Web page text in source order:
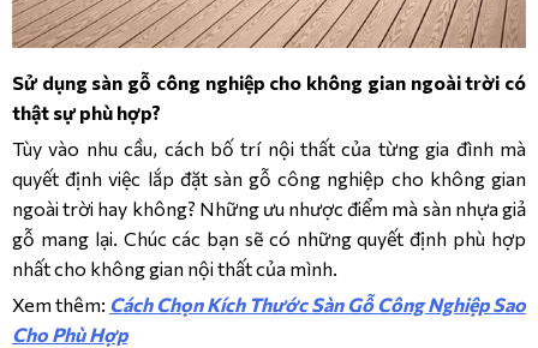
Sử dụng sàn gỗ công nghiệp cho không gian ngoài trời có
thật sự phù hợp?
Tùy vào nhu cầu, cách bố trí nội thất của từng gia đình mà
quyết định việc lắp đặt sàn gỗ công nghiệp cho không gian
ngoài trời hay không? Những ưu nhược điểm mà sàn nhựa giả
gỗ mang lại. Chúc các bạn sẽ có những quyết định phù hợp
nhất cho không gian nội thất của mình.
Xem thêm: Cách Chọn Kích Thước Sàn Gỗ Công Nghiệp Sao
Cho Phù Hợp